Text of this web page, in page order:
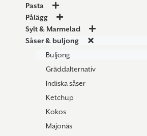
Pasta
Pålägg
Sylt & Marmelad
Såser & buljong
Buljong
Gräddalternativ
Indiska såser
Ketchup
Kokos
Majonäs